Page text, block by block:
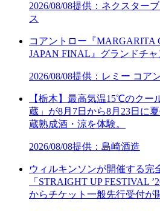
2026/08/08提供：ネクスター
ス
コアントロー『MARGARITA
JAPAN FINAL』グランドチ
2026/08/08提供：レミー コア
【栃木】最高気温15℃のクー
蔵」が8月7日から8月23日に
蔵熟成酒・涼を体験。
2026/08/08提供：島崎酒造
ウィルキンソンが開催する完
「STRAIGHT UP FESTIVAL
からチケット一般先行受付が